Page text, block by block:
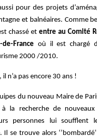
pour des projets
et balnéaires. Comme
chassé et entre au Comité
de-France où il est chargé
2000 /2010.
n’a pas encore 30 ans !
du nouveau Maire de
à la recherche de
personnes lui soufflent
Il se trouve alors